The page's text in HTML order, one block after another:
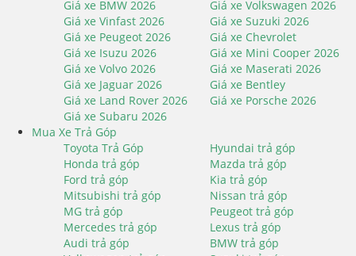
Giá xe BMW 2026
Giá xe Volkswagen 2026
Giá xe Vinfast 2026
Giá xe Suzuki 2026
Giá xe Peugeot 2026
Giá xe Chevrolet
Giá xe Isuzu 2026
Giá xe Mini Cooper 2026
Giá xe Volvo 2026
Giá xe Maserati 2026
Giá xe Jaguar 2026
Giá xe Bentley
Giá xe Land Rover 2026
Giá xe Porsche 2026
Giá xe Subaru 2026
Mua Xe Trả Góp
Toyota Trả Góp
Hyundai trả góp
Honda trả góp
Mazda trả góp
Ford trả góp
Kia trả góp
Mitsubishi trả góp
Nissan trả góp
MG trả góp
Peugeot trả góp
Mercedes trả góp
Lexus trả góp
Audi trả góp
BMW trả góp